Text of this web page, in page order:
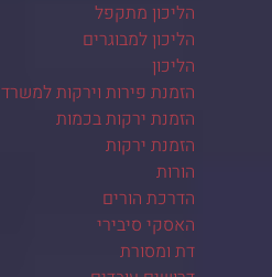
הליכון מתקפל
הליכון למבוגרים
הליכון
הזמנת פירות וירקות למשרד
הזמנת ירקות בכמות
הזמנת ירקות
הורות
הדרכת הורים
האסקי סיבירי
דת ומסורת